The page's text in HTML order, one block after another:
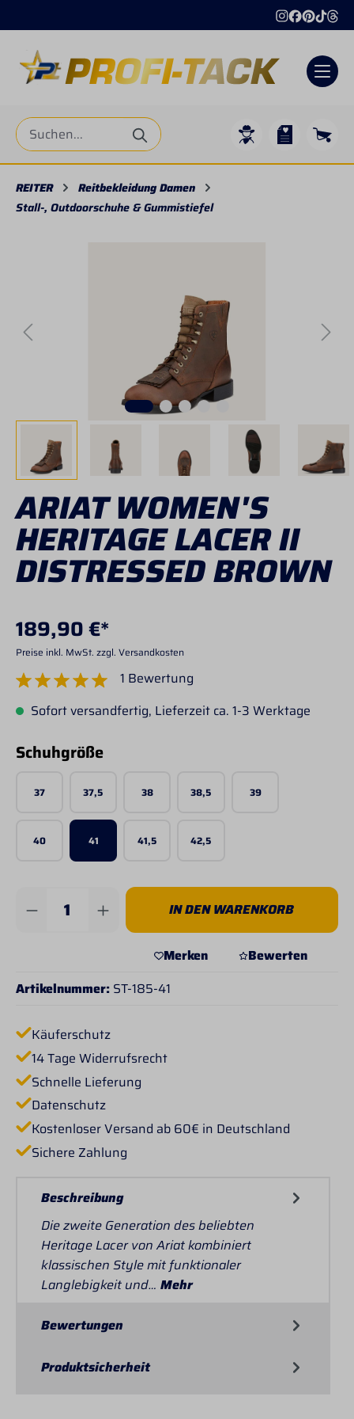
REITER
Reitbekleidung Damen
Stall-, Outdoorschuhe & Gummistiefel
ARIAT WOMEN'S
HERITAGE LACER II
DISTRESSED BROWN
189,90 €*
Preise inkl. MwSt. zzgl. Versandkosten
Durchschnittliche Bewertung von 5 von 5 Sternen
1 Bewertung
Sofort versandfertig, Lieferzeit ca. 1-3 Werktage
Schuhgrößeauswählen
37 37,5 38 38,5 39
40 41 41,5 42,5
Produkt Anzahl: Gib den gewünschten
IN DEN WARENKORB
Merken
Bewerten
Artikelnummer: ST-185-41
Käuferschutz
14 Tage Widerrufsrecht
Schnelle Lieferung
Datenschutz
Kostenloser Versand ab 60€ in Deutschland
Sichere Zahlung
Beschreibung
Die zweite Generation des beliebten
Heritage Lacer von Ariat kombiniert
klassischen Style mit funktionaler
Langlebigkeit und… Mehr
Bewertungen
Produktsicherheit